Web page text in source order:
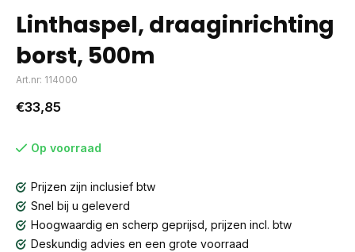
Linthaspel, draaginrichting
borst, 500m
Art.nr: 114000
€33,85
Op voorraad
Prijzen zijn inclusief btw
Snel bij u geleverd
Hoogwaardig en scherp geprijsd, prijzen incl. btw
Deskundig advies en een grote voorraad